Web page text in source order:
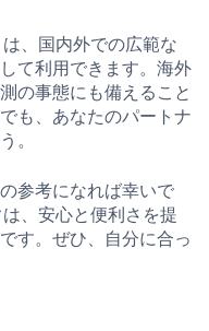
は、国内外での広範な
て利用できます。海外
の事態にも備えること
も、あなたのパートナ
。
参考になれば幸いで
は、安心と便利さを提
す。ぜひ、自分に合っ